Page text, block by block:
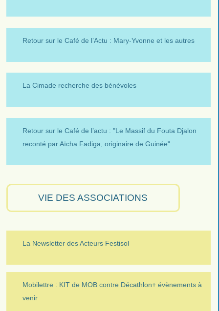
Retour sur le Café de l’Actu : Mary-Yvonne et les autres
La Cimade recherche des bénévoles
Retour sur le Café de l’actu : "Le Massif du Fouta Djalon
reconté par Aïcha Fadiga, originaire de Guinée"
VIE DES ASSOCIATIONS
La Newsletter des Acteurs Festisol
Mobilettre : KIT de MOB contre Décathlon+ évènements à
venir